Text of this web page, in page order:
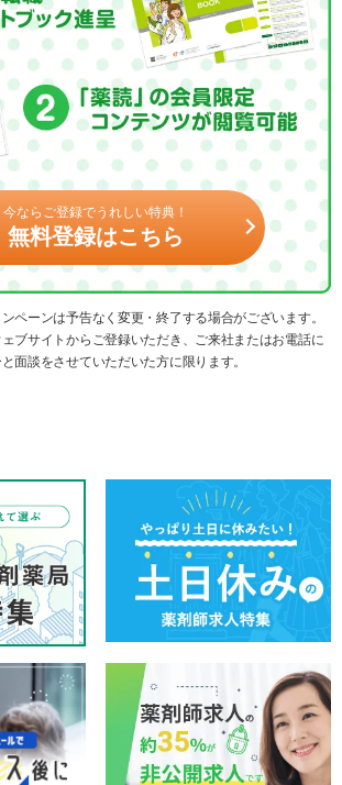
今ならご登録でうれしい特典！
無料登録はこちら
ペーンは予告なく変更・終了する場合がございます。
ブサイトからご登録いただき、ご来社またはお電話に
面談をさせていただいた方に限ります。